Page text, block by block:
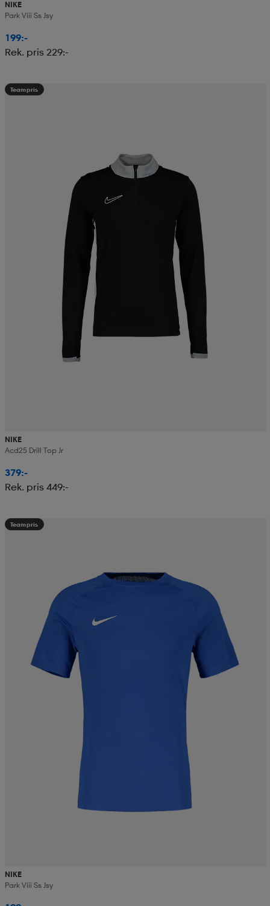
NIKE
Park Viii Ss Jsy
199:-
Rek. pris 229:-
Teampris
NIKE
Acd25 Drill Top Jr
379:-
Rek. pris 449:-
Teampris
NIKE
Park Viii Ss Jsy